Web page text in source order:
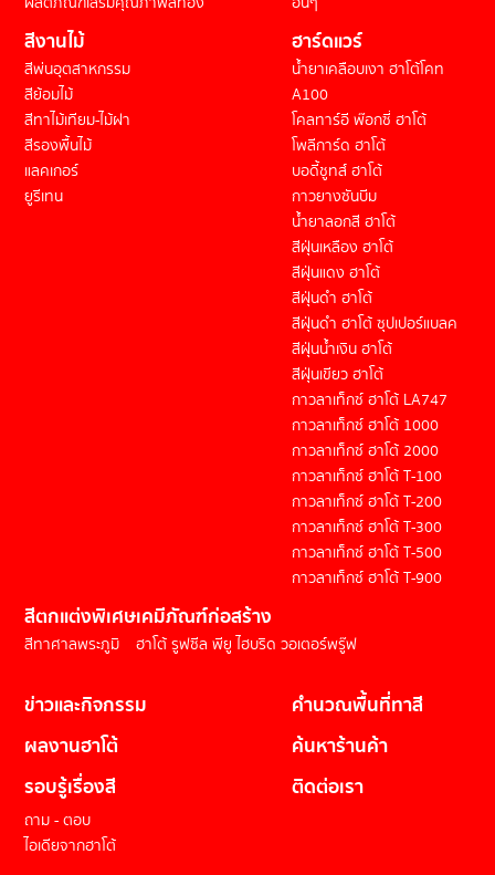
สีงานไม้
สีพ่นอุตสาหกรรม
สีย้อมไม้
สีทาไม้เทียม-ไม้ฝา
สีรองพื้นไม้
แลคเกอร์
ยูรีเทน
ฮาร์ดแวร์
น้ำยาเคลือบเงา ฮาโต้โคท
A100
โคลทาร์อี พ๊อกซี่ ฮาโต้
โพลีการ์ด ฮาโต้
บอดี้ชูทส์ ฮาโต้
กาวยางซันบีม
น้ำยาลอกสี ฮาโต้
สีฝุ่นเหลือง ฮาโต้
สีฝุ่นแดง ฮาโต้
สีฝุ่นดำ ฮาโต้
สีฝุ่นดำ ฮาโต้ ซุปเปอร์แบลค
สีฝุ่นน้ำเงิน ฮาโต้
สีฝุ่นเขียว ฮาโต้
กาวลาเท็กซ์ ฮาโต้ LA747
กาวลาเท็กซ์ ฮาโต้ 1000
กาวลาเท็กซ์ ฮาโต้ 2000
กาวลาเท็กซ์ ฮาโต้ T-100
กาวลาเท็กซ์ ฮาโต้ T-200
กาวลาเท็กซ์ ฮาโต้ T-300
กาวลาเท็กซ์ ฮาโต้ T-500
กาวลาเท็กซ์ ฮาโต้ T-900
สีตกแต่งพิเศษ
สีทาศาลพระภูมิ
เคมีภัณฑ์ก่อสร้าง
ฮาโต้ รูฟซีล พียู ไฮบริด วอเตอร์พรู๊ฟ
ข่าวและกิจกรรม
คำนวณพื้นที่ทาสี
ผลงานฮาโต้
ค้นหาร้านค้า
รอบรู้เรื่องสี
ถาม - ตอบ
ไอเดียจากฮาโต้
ติดต่อเรา